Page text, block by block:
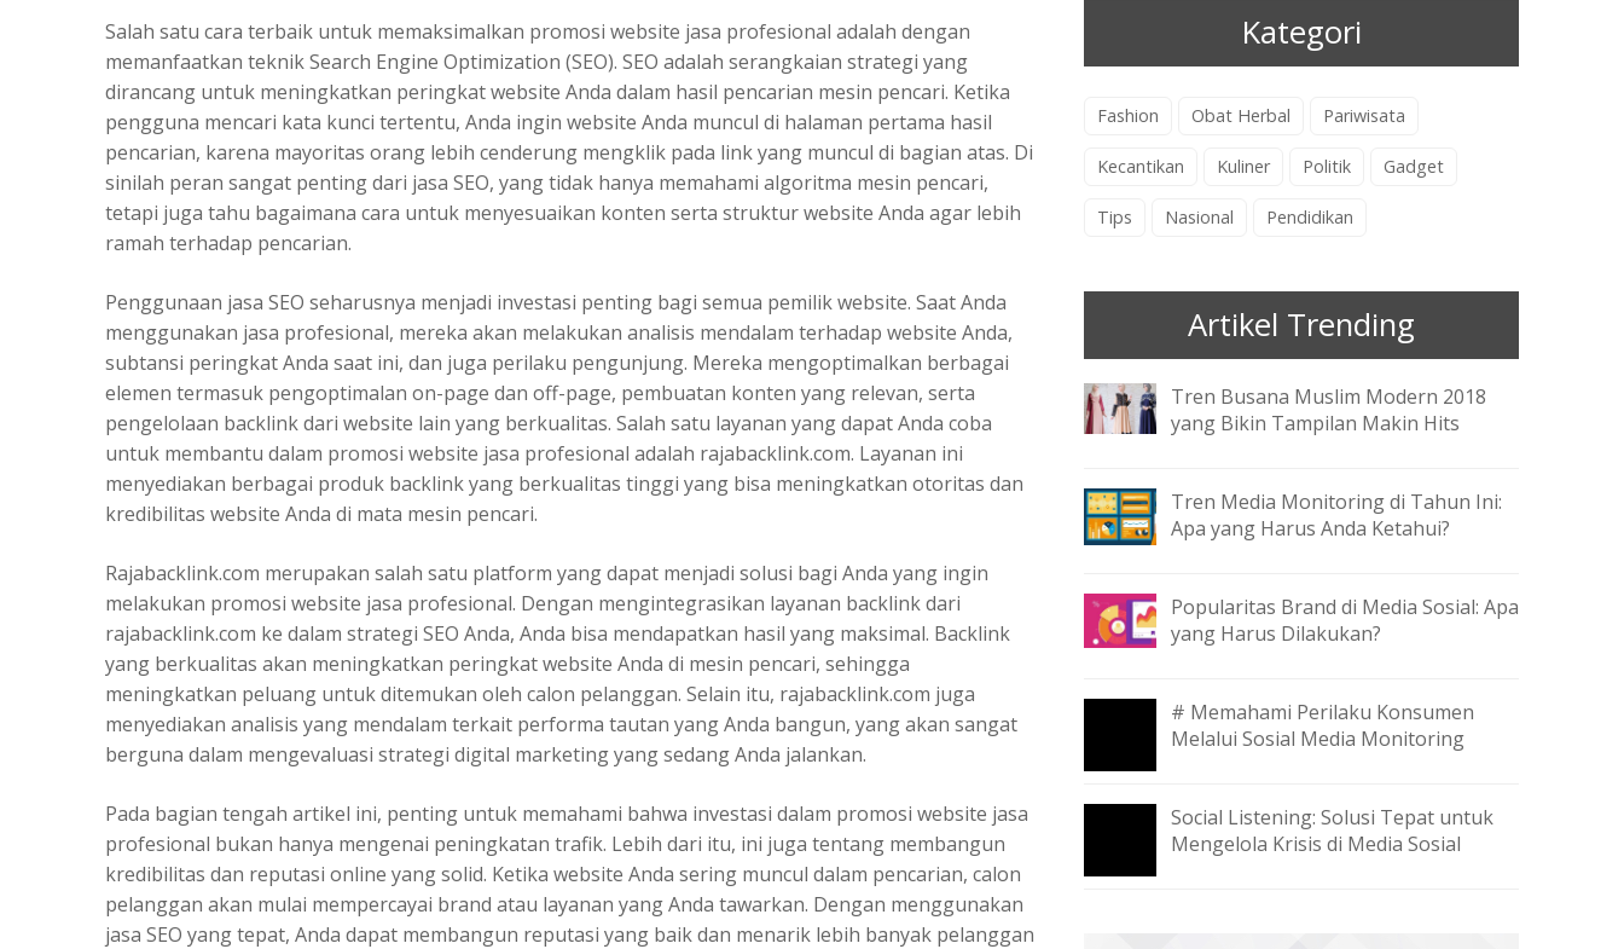
Salah satu cara terbaik untuk memaksimalkan promosi website jasa profesional adalah dengan
memanfaatkan teknik Search Engine Optimization (SEO). SEO adalah serangkaian strategi yang
dirancang untuk meningkatkan peringkat website Anda dalam hasil pencarian mesin pencari. Ketika
pengguna mencari kata kunci tertentu, Anda ingin website Anda muncul di halaman pertama hasil
pencarian, karena mayoritas orang lebih cenderung mengklik pada link yang muncul di bagian atas. Di
sinilah peran sangat penting dari jasa SEO, yang tidak hanya memahami algoritma mesin pencari,
tetapi juga tahu bagaimana cara untuk menyesuaikan konten serta struktur website Anda agar lebih
ramah terhadap pencarian.
Penggunaan jasa SEO seharusnya menjadi investasi penting bagi semua pemilik website. Saat Anda
menggunakan jasa profesional, mereka akan melakukan analisis mendalam terhadap website Anda,
subtansi peringkat Anda saat ini, dan juga perilaku pengunjung. Mereka mengoptimalkan berbagai
elemen termasuk pengoptimalan on-page dan off-page, pembuatan konten yang relevan, serta
pengelolaan backlink dari website lain yang berkualitas. Salah satu layanan yang dapat Anda coba
untuk membantu dalam promosi website jasa profesional adalah rajabacklink.com. Layanan ini
menyediakan berbagai produk backlink yang berkualitas tinggi yang bisa meningkatkan otoritas dan
kredibilitas website Anda di mata mesin pencari.
Rajabacklink.com merupakan salah satu platform yang dapat menjadi solusi bagi Anda yang ingin
melakukan promosi website jasa profesional. Dengan mengintegrasikan layanan backlink dari
rajabacklink.com ke dalam strategi SEO Anda, Anda bisa mendapatkan hasil yang maksimal. Backlink
yang berkualitas akan meningkatkan peringkat website Anda di mesin pencari, sehingga
meningkatkan peluang untuk ditemukan oleh calon pelanggan. Selain itu, rajabacklink.com juga
menyediakan analisis yang mendalam terkait performa tautan yang Anda bangun, yang akan sangat
berguna dalam mengevaluasi strategi digital marketing yang sedang Anda jalankan.
Pada bagian tengah artikel ini, penting untuk memahami bahwa investasi dalam promosi website jasa
profesional bukan hanya mengenai peningkatan trafik. Lebih dari itu, ini juga tentang membangun
kredibilitas dan reputasi online yang solid. Ketika website Anda sering muncul dalam pencarian, calon
pelanggan akan mulai mempercayai brand atau layanan yang Anda tawarkan. Dengan menggunakan
jasa SEO yang tepat, Anda dapat membangun reputasi yang baik dan menarik lebih banyak pelanggan
Kategori
Fashion Obat Herbal Pariwisata
Kecantikan Kuliner Politik Gadget
Tips Nasional Pendidikan
Artikel Trending
Tren Busana Muslim Modern 2018
yang Bikin Tampilan Makin Hits
Tren Media Monitoring di Tahun Ini:
Apa yang Harus Anda Ketahui?
Popularitas Brand di Media Sosial: Apa
yang Harus Dilakukan?
# Memahami Perilaku Konsumen
Melalui Sosial Media Monitoring
Social Listening: Solusi Tepat untuk
Mengelola Krisis di Media Sosial